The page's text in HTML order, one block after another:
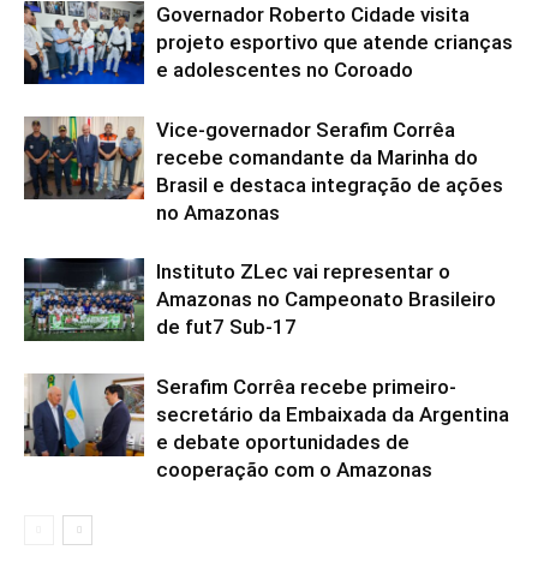
Governador Roberto Cidade visita
projeto esportivo que atende crianças
e adolescentes no Coroado
Vice-governador Serafim Corrêa
recebe comandante da Marinha do
Brasil e destaca integração de ações
no Amazonas
Instituto ZLec vai representar o
Amazonas no Campeonato Brasileiro
de fut7 Sub-17
Serafim Corrêa recebe primeiro-
secretário da Embaixada da Argentina
e debate oportunidades de
cooperação com o Amazonas